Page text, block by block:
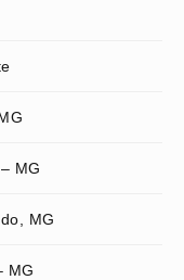
MG
MG
MG